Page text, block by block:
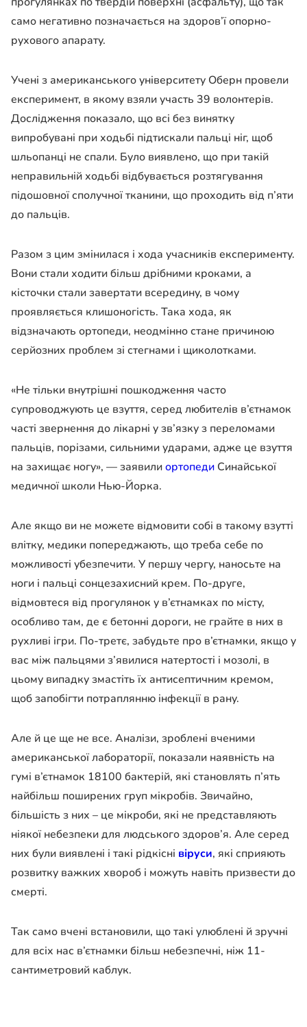
само негативно позначається на здоров’ї опорно-
рухового апарату.
Учені з американського університету Оберн провели
експеримент, в якому взяли участь 39 волонтерів.
Дослідження показало, що всі без винятку
випробувані при ходьбі підтискали пальці ніг, щоб
шльопанці не спали. Було виявлено, що при такій
неправильній ходьбі відбувається розтягування
підошовної сполучної тканини, що проходить від п’яти
до пальців.
Разом з цим змінилася і хода учасників експерименту.
Вони стали ходити більш дрібними кроками, а
кісточки стали завертати всередину, в чому
проявляється клишоногість. Така хода, як
відзначають ортопеди, неодмінно стане причиною
серйозних проблем зі стегнами і щиколотками.
«Не тільки внутрішні пошкодження часто
супроводжують це взуття, серед любителів в’єтнамок
часті звернення до лікарні у зв’язку з переломами
пальців, порізами, сильними ударами, адже це взуття
на захищає ногу», — заявилиортопеди Синайської
медичної школи Нью-Йорка.
Але якщо ви не можете відмовити собі в такому взутті
влітку, медики попереджають, що треба себе по
можливості убезпечити. У першу чергу, наносьте на
ноги і пальці сонцезахисний крем. По-друге,
відмовтеся від прогулянок у в’єтнамках по місту,
особливо там, де є бетонні дороги, не грайте в них в
рухливі ігри. По-третє, забудьте про в’єтнамки, якщо у
вас між пальцями з’явилися натертості і мозолі, в
цьому випадку змастіть їх антисептичним кремом,
щоб запобігти потраплянню інфекції в рану.
Але й це ще не все. Аналізи, зроблені вченими
американської лабораторії, показали наявність на
гумі в’єтнамок 18100 бактерій, які становлять п’ять
найбільш поширених груп мікробів. Звичайно,
більшість з них – це мікроби, які не представляють
ніякої небезпеки для людського здоров’я. Але серед
них були виявлені і такі рідкісні віруси, які сприяють
розвитку важких хвороб і можуть навіть призвести до
смерті.
Так само вчені встановили, що такі улюблені й зручні
для всіх нас в’єтнамки більш небезпечні, ніж 11-
сантиметровий каблук.